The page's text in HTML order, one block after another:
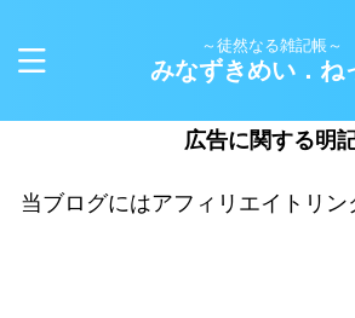
～徒然なる雑記帳～
みなずきめい．ね
広告に関する明
当ブログにはアフィリエイトリン